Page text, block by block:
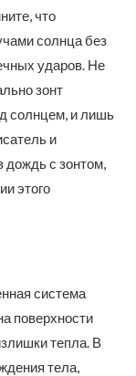
что
солнца без
ударов. Не
зонт
солнцем, и лишь
и
с зонтом,
этого
система
поверхности
тепла. В
тела,